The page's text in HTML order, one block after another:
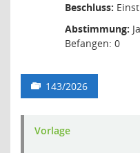
Beschluss:
Abstimmung:
Befangen: 0
143/2026
Vorlage